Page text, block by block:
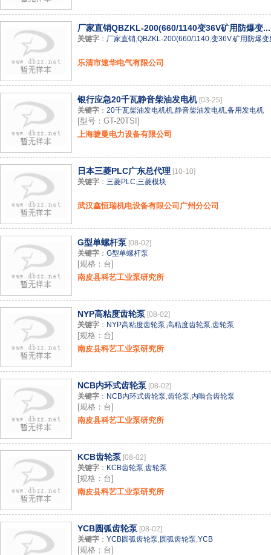
厂家直销QBZKL-200(660/1140变36V矿用防爆变...
关键字 ： 厂家直销,QBZKL-200(660/1140,变36V,矿用防爆变
乐清市速华电气有限公司
银行应急20千瓦静音柴油发电机 [03-25]
关键字 ： 20千瓦柴油发电机机,静音柴油发电机,备用发电机
[型号：GT-20TSI]
上海睫曼电力设备有限公司
日本三菱PLC广东总代理 [10-10]
关键字 ： 三菱PLC,三菱模块
武汉鑫恒瑞机电设备有限公司广州分公司
G型单螺杆泵 [08-02]
关键字 ： G型单螺杆泵
[规格：台]
南皮县科艺工业泵研究所
NYP高粘度齿轮泵 [08-02]
关键字 ： NYP高粘度齿轮泵,高粘度齿轮泵,齿轮泵
[规格：台]
南皮县科艺工业泵研究所
NCB内环式齿轮泵 [08-02]
关键字 ： NCB内环式齿轮泵,齿轮泵,内啮合齿轮泵
[规格：台]
南皮县科艺工业泵研究所
KCB齿轮泵 [08-02]
关键字 ： KCB齿轮泵,齿轮泵
[规格：台]
南皮县科艺工业泵研究所
YCB圆弧齿轮泵 [08-02]
关键字 ： YCB圆弧齿轮泵,圆弧齿轮泵,YCB
[规格：台]